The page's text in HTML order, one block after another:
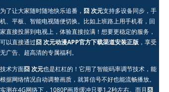
为了让大家随时随地快乐追番， 囧 次元支持多设备同步，手
机、平板、智能电视随便切换。比如上班路上用手机看，回
家直接投屏到电视上，体验直接拉满！想要更稳定的服务，
可以直接通过囧 次元动漫APP官方下载渠道安装正版 ，享受
无广告、超高清的专属福利。
技术方面囧 次元也是杠杠的！它用了智能码率调节技术，能
根据网络情况自动调整画质，就算信号不好也能流畅播放。
实测在4G网络下，1080P画质缓冲只要1.2秒左右。而且 囧